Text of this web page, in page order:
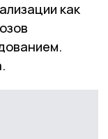
как